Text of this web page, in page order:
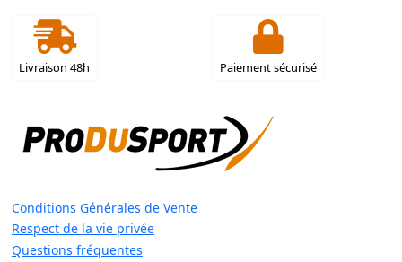
Livraison 48h Paiement sécurisé
Conditions Générales de Vente
Respect de la vie privée
Questions fréquentes